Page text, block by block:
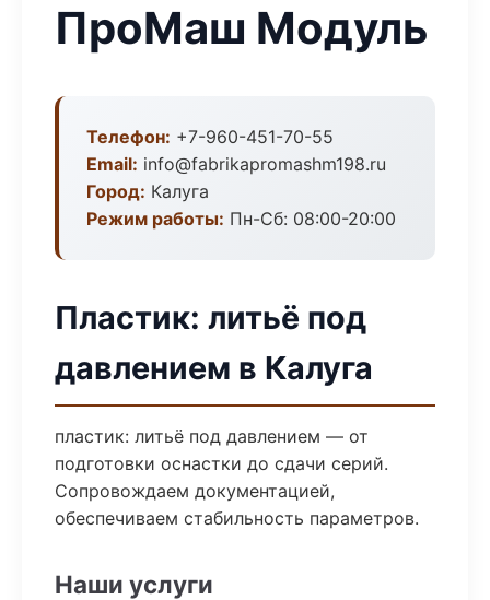
ПроМаш Модуль
Телефон: +7-960-451-70-55
Email: info@fabrikapromashm198.ru
Город: Калуга
Режим работы: Пн-Сб: 08:00-20:00
Пластик: литьё под
давлением в Калуга
пластик: литьё под давлением — от
подготовки оснастки до сдачи серий.
Сопровождаем документацией,
обеспечиваем стабильность параметров.
Наши услуги